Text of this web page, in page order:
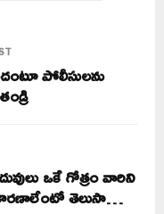
పోలీసులను
ఒకే గోత్రం వారిని
కారణాలేంటో తెలుసా…